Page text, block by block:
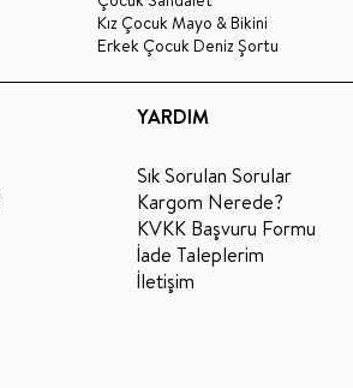
Kız Çocuk Mayo & Bikini
Erkek Çocuk Deniz Şortu
YARDIM
Sık Sorulan Sorular
Kargom Nerede?
KVKK Başvuru Formu
İade Taleplerim
İletişim